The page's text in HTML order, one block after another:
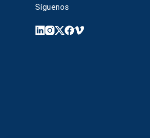
Síguenos